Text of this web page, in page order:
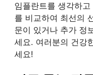
임플란트를 생각하
를 비교하여 최선의
문이 있거나 추가 정
세요. 여러분의 건강
세요!